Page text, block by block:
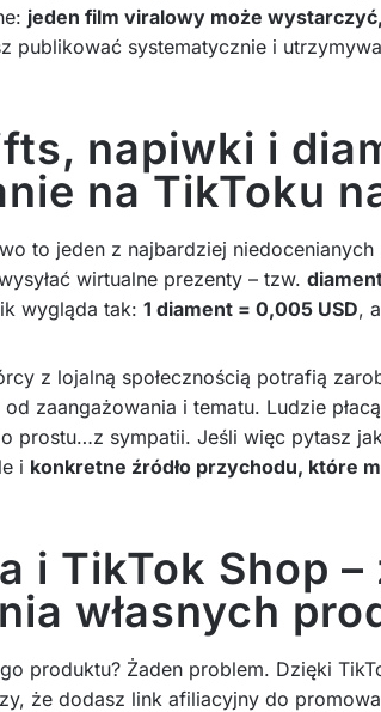
jeden film viralowy może
publikować systematycznie i
napiwki i
na TikToku
to jeden z najbardziej
wirtualne prezenty – tzw.
wygląda tak: 1 diament = 0,005 USD,
z lojalną społecznością potrafią
zaangażowania i tematu. Ludzie
prostu…z sympatii. Jeśli więc pytasz
i konkretne źródło przychodu, które
i TikTok Shop
własnych
produktu? Żaden problem. Dzięki
że dodasz link afiliacyjny do